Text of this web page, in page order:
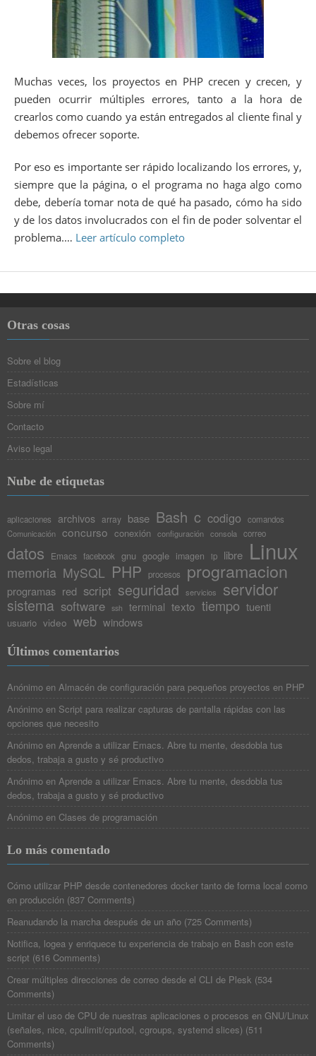
Muchas veces, los proyectos en PHP crecen y crecen, y
pueden ocurrir múltiples errores, tanto a la hora de
crearlos como cuando ya están entregados al cliente final y
debemos ofrecer soporte.
Por eso es importante ser rápido localizando los errores, y,
siempre que la página, o el programa no haga algo como
debe, debería tomar nota de qué ha pasado, cómo ha sido
y de los datos involucrados con el fin de poder solventar el
problema.… Leer artículo completo
Otras cosas
Sobre el blog
Estadísticas
Sobre mí
Contacto
Aviso legal
Nube de etiquetas
aplicaciones archivos array base Bash c codigo
comandos
Comunicación concurso conexión configuración consola correo
datos Emacs facebook gnu google imagen ip libre Linux
memoria MySQL PHP procesos programacion
programas red script seguridad servicios servidor
sistema software ssh terminal texto tiempo tuenti
usuario video web windows
Últimos comentarios
Anónimo en Almacén de configuración para pequeños proyectos en PHP
Anónimo en Script para realizar capturas de pantalla rápidas con las
opciones que necesito
Anónimo en Aprende a utilizar Emacs. Abre tu mente, desdobla tus
dedos, trabaja a gusto y sé productivo
Anónimo en Aprende a utilizar Emacs. Abre tu mente, desdobla tus
dedos, trabaja a gusto y sé productivo
Anónimo en Clases de programación
Lo más comentado
Cómo utilizar PHP desde contenedores docker tanto de forma local como
en producción (837 Comments)
Reanudando la marcha después de un año (725 Comments)
Notifica, logea y enriquece tu experiencia de trabajo en Bash con este
script (616 Comments)
Crear múltiples direcciones de correo desde el CLI de Plesk (534
Comments)
Limitar el uso de CPU de nuestras aplicaciones o procesos en GNU/Linux
(señales, nice, cpulimit/cputool, cgroups, systemd slices) (511
Comments)